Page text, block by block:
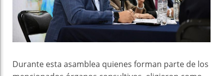
Durante esta asamblea quienes forman parte de los